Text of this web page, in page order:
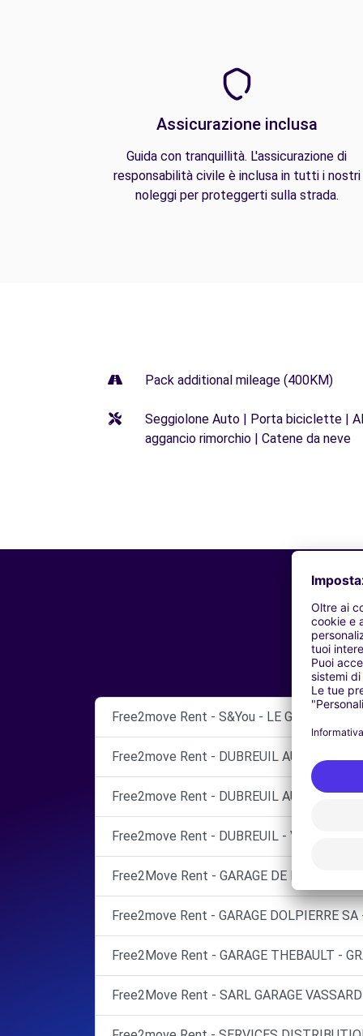
Assicurazione inclusa
Guida con tranquillità. L'assicurazione di
responsabilità civile è inclusa in tutti i nostri
noleggi per proteggerti sulla strada.
Pack additional mileage (400KM)
Seggiolone Auto | Porta biciclette |
aggancio rimorchio | Catene da neve
Free2move Rent - S&You - LE GRAND
Free2move Rent - DUBREUIL
Free2move Rent - DUBREUIL
Free2move Rent - DUBREUIL - VAL DE
Free2Move Rent - GARAGE DE L'AVENUE -
Free2move Rent - GARAGE DOLPIERRE
Free2Move Rent - GARAGE THEBAULT -
Free2Move Rent - SARL GARAGE